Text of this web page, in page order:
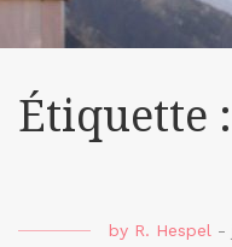
Étiquette :
by R. Hespel -